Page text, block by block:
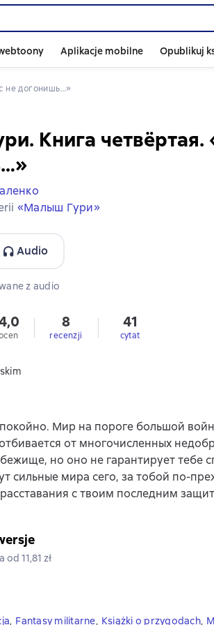
Aplikacje mobilne Opublikuj
не догонишь…»
Книга четвёртая.
«Малыш Гури»
Audio
z audio
8
recenzji
41
cytat
Мир на пороге большой
от многочисленных
но оно не гарантирует тебе
сильные мира сего, за тобой по-
с твоим последним
od 11,81 zł
, Fantasy militarne, Książki o przygodach,